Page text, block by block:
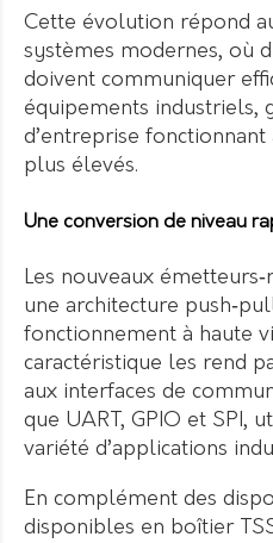
Cette évolution répond
systèmes modernes, où
doivent communiquer
équipements industriels,
d’entreprise
plus élevés.
Une conversion de niveau
Les nouveaux
une architecture
fonctionnement à haute
caractéristique les rend
aux interfaces de
que UART, GPIO et SPI,
variété d’applications
En complément des
disponibles en boîtier